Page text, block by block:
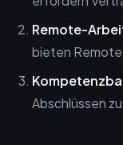
Remote-
bieten
Abschlüssen